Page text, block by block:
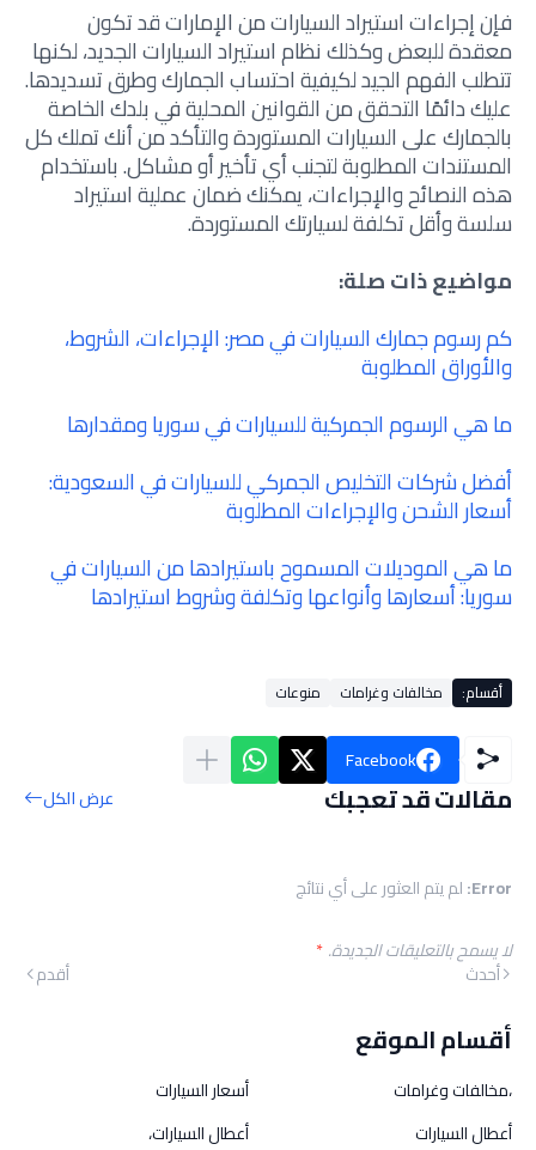
فإن إجراءات استيراد السيارات من الإمارات قد تكون
معقدة للبعض وكذلك نظام استيراد السيارات الجديد، لكنها
تتطلب الفهم الجيد لكيفية احتساب الجمارك وطرق تسديدها.
عليك دائمًا التحقق من القوانين المحلية في بلدك الخاصة
بالجمارك على السيارات المستوردة والتأكد من أنك تملك كل
المستندات المطلوبة لتجنب أي تأخير أو مشاكل. باستخدام
هذه النصائح والإجراءات، يمكنك ضمان عملية استيراد
سلسة وأقل تكلفة لسيارتك المستوردة.
مواضيع ذات صلة:
كم رسوم جمارك السيارات في مصر: الإجراءات، الشروط،
والأوراق المطلوبة
ما هي الرسوم الجمركية للسيارات في سوريا ومقدارها
أفضل شركات التخليص الجمركي للسيارات في السعودية:
أسعار الشحن والإجراءات المطلوبة
ما هي الموديلات المسموح باستيرادها من السيارات في
سوريا: أسعارها وأنواعها وتكلفة وشروط استيرادها
أقسام: مخالفات وغرامات منوعات
Facebook
مقالات قد تعجبك عرض الكل
Error: لم يتم العثور على أي نتائج
لا يسمح بالتعليقات الجديدة.*
أحدث أقدم
أقسام الموقع
،مخالفات وغرامات
أسعار السيارات
أعطال السيارات
أعطال السيارات،